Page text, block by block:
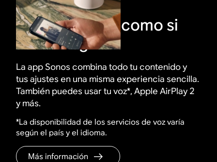
Controla todo como si
fuera magia
La app Sonos combina todo tu contenido y
tus ajustes en una misma experiencia sencilla.
También puedes usar tu voz*, Apple AirPlay 2
y más.
*La disponibilidad de los servicios de voz varía
según el país y el idioma.
Más información